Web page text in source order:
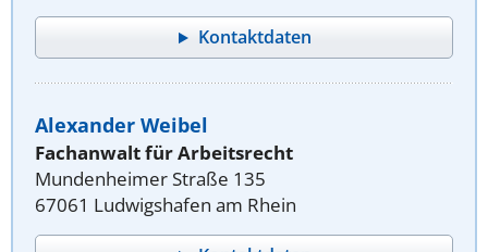
Kontaktdaten
Alexander Weibel
Fachanwalt für Arbeitsrecht
Mundenheimer Straße 135
67061 Ludwigshafen am Rhein